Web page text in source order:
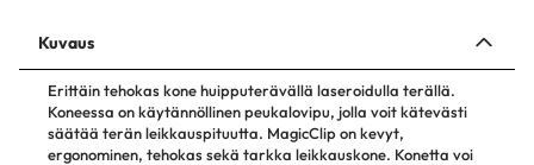
Kuvaus
Erittäin tehokas kone huipputerävällä laseroidulla terällä.
Koneessa on käytännöllinen peukalovipu, jolla voit kätevästi
säätää terän leikkauspituutta. MagicClip on kevyt,
ergonominen, tehokas sekä tarkka leikkauskone. Konetta voi